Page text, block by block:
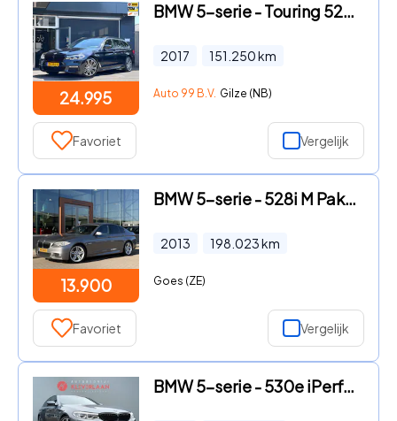
24.995
BMW 5-serie - Touring 520i High Executive M-SPORT / PANO / MEMORY / TREKHA
2017 151.250km
Auto 99 B.V. Gilze (NB)
Favoriet Vergelijk
13.900
BMW 5-serie - 528i M Pakket | Head-Up | Cruise | Stoelverwarming | Navi |
2013 198.023km
Goes (ZE)
Favoriet Vergelijk
BMW 5-serie - 530e iPerformance High Executive | PARK ASSIST | M SUEDE SPO